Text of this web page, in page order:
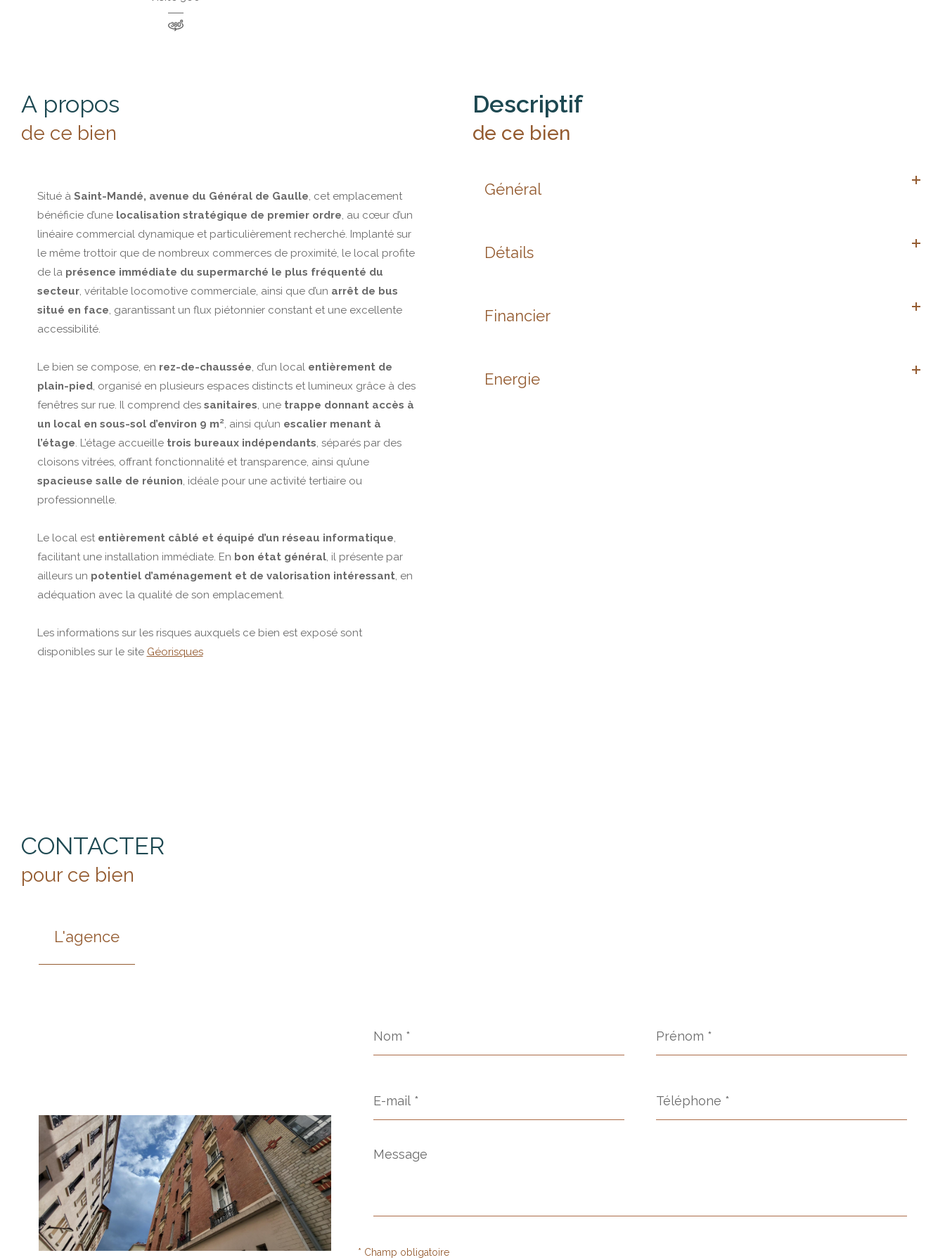
a propos
de ce bien
Situé à Saint-Mandé, avenue du Général de Gaulle, cet emplacement
bénéficie d’une localisation stratégique de premier ordre, au cœur d’un
linéaire commercial dynamique et particulièrement recherché. Implanté sur
le même trottoir que de nombreux commerces de proximité, le local profite
de la présence immédiate du supermarché le plus fréquenté du
secteur, véritable locomotive commerciale, ainsi que d’un arrêt de bus
situé en face, garantissant un flux piétonnier constant et une excellente
accessibilité.
Le bien se compose, en rez-de-chaussée, d’un local entièrement de
plain-pied, organisé en plusieurs espaces distincts et lumineux grâce à des
fenêtres sur rue. Il comprend des sanitaires, une trappe donnant accès à
un local en sous-sol d’environ 9 m², ainsi qu’un escalier menant à
l’étage. L’étage accueille trois bureaux indépendants, séparés par des
cloisons vitrées, offrant fonctionnalité et transparence, ainsi qu’une
spacieuse salle de réunion, idéale pour une activité tertiaire ou
professionnelle.
Le local est entièrement câblé et équipé d’un réseau informatique,
facilitant une installation immédiate. En bon état général, il présente par
ailleurs un potentiel d’aménagement et de valorisation intéressant, en
adéquation avec la qualité de son emplacement.
Les informations sur les risques auxquels ce bien est exposé sont
disponibles sur le site Géorisques
descriptif
de ce bien
Général
Détails
Financier
Energie
CONTACTER
pour ce bien
L'agence
*
*
mail
*
*
Message
*
* Champ obligatoire